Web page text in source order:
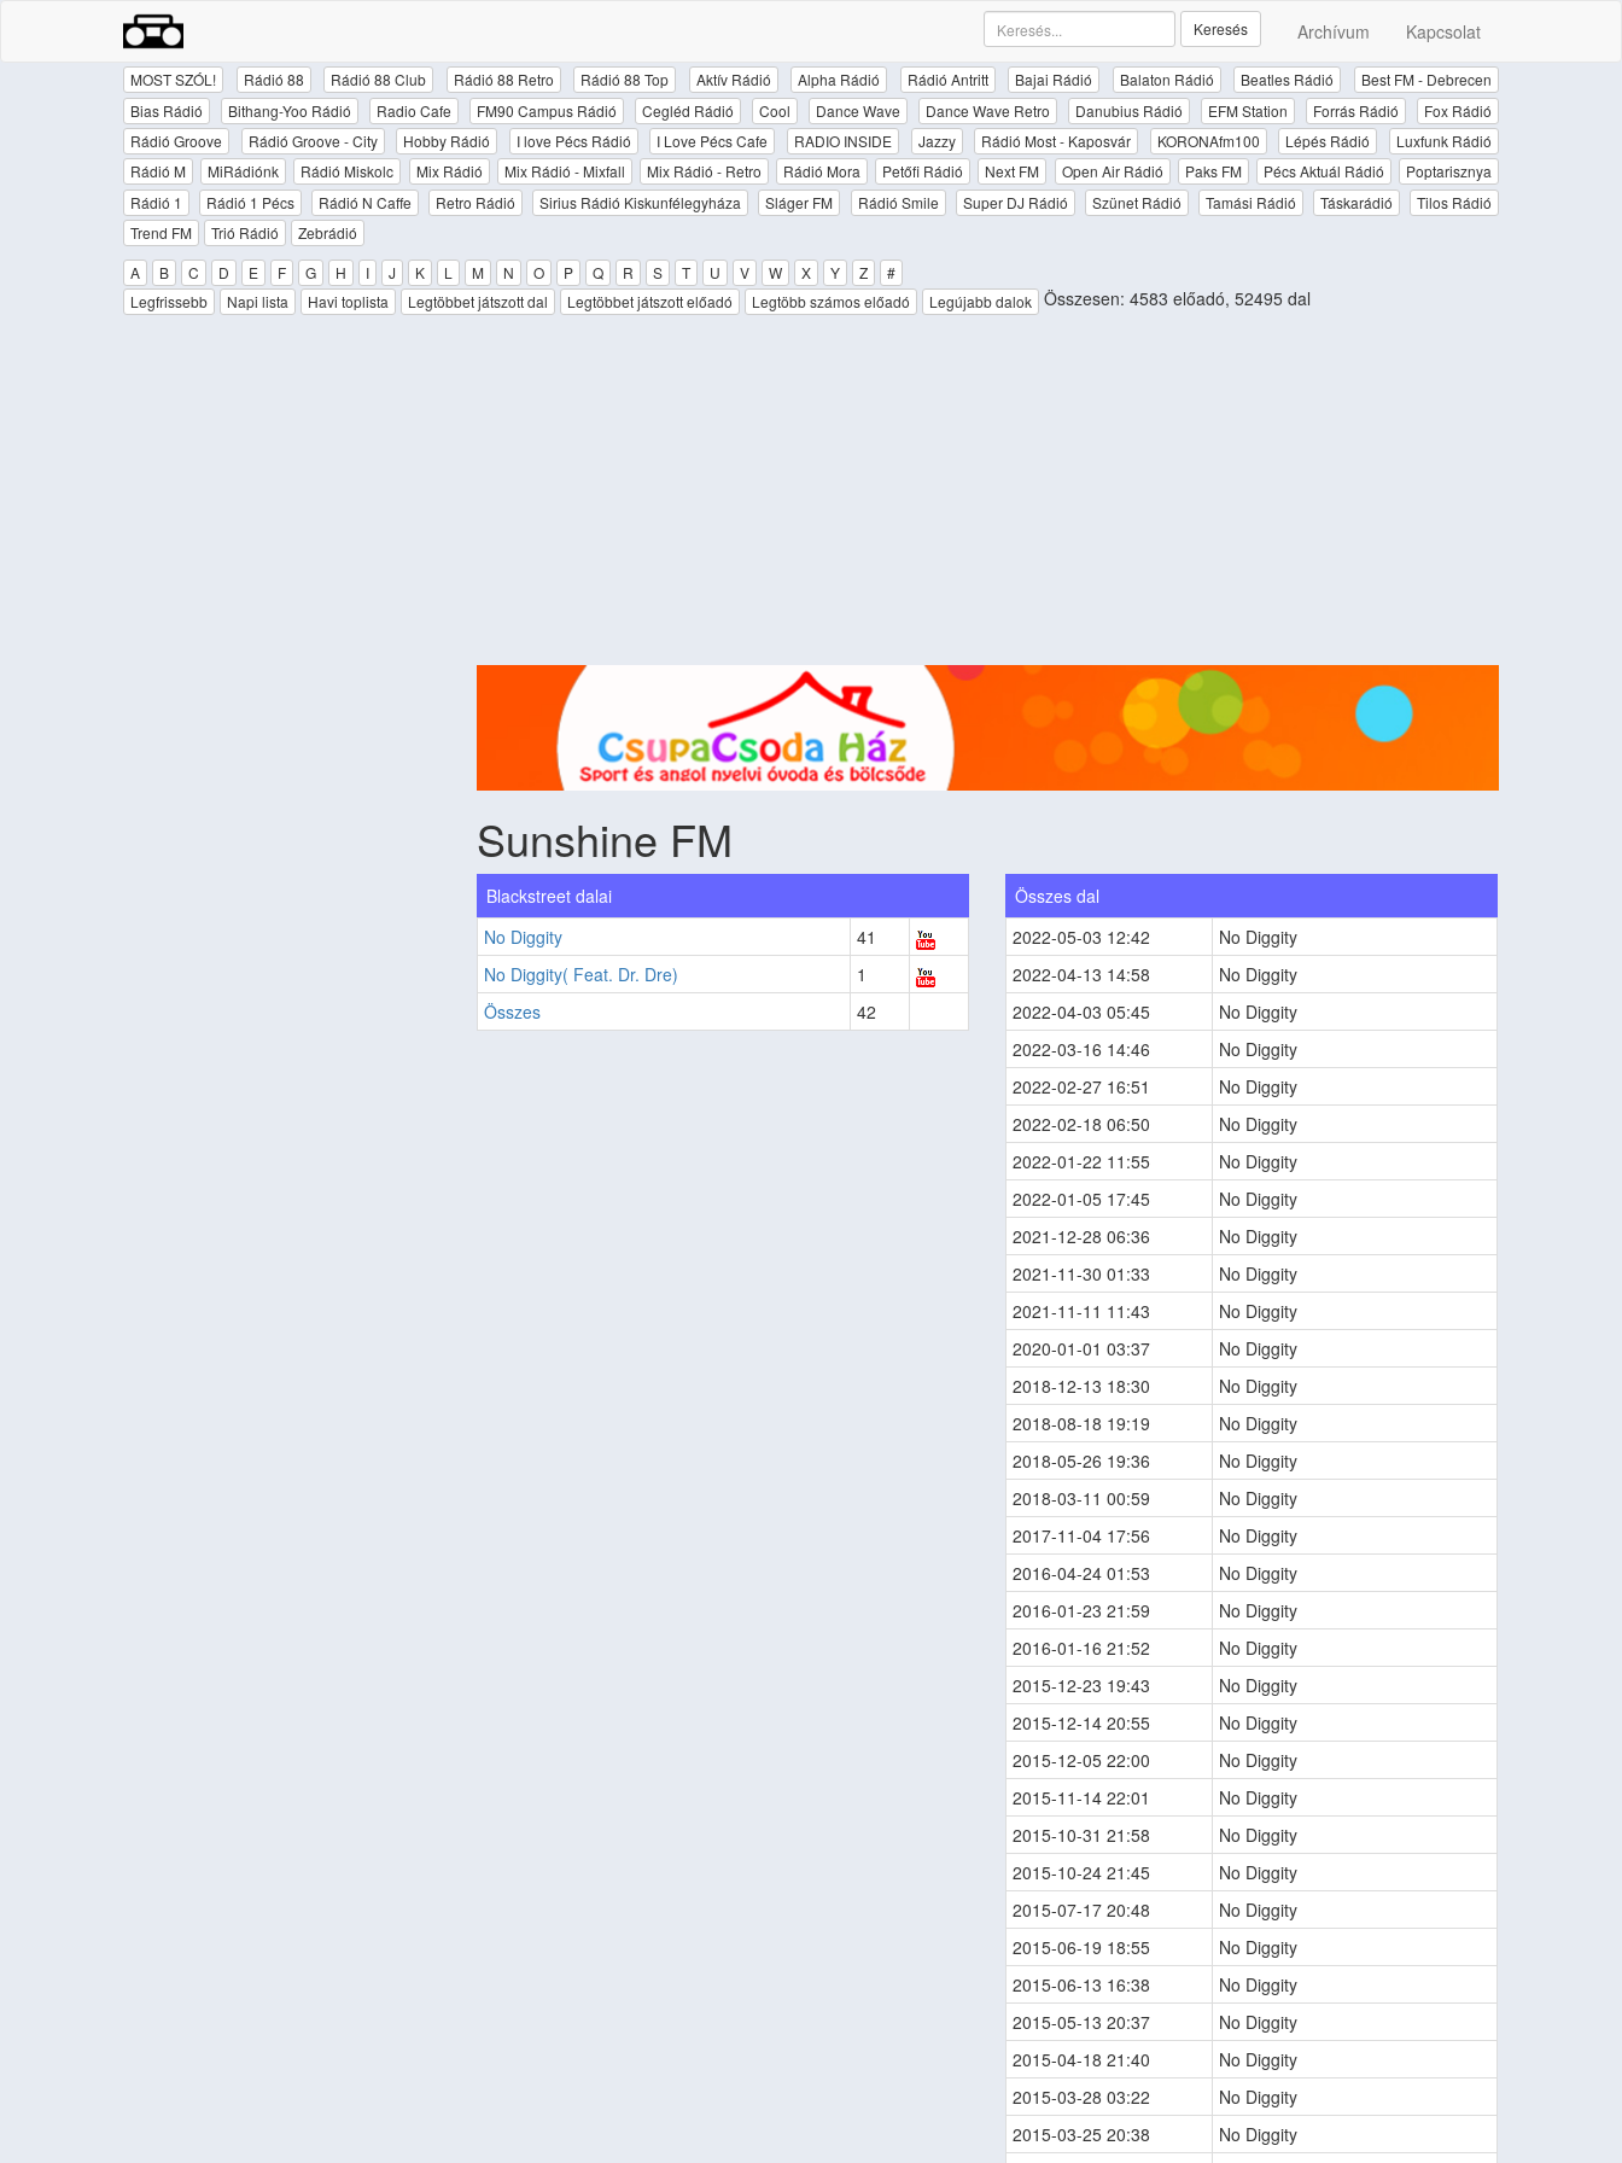
Archívum Kapcsolat
Keresés
MOST SZÓL! Rádió 88 Rádió 88 Club Rádió 88 Retro Rádió 88 Top Aktív Rádió Alpha Rádió Rádió Antritt Bajai Rádió Balaton Rádió Beatles Rádió
Best FM - Debrecen
Bias Rádió
Bithang-Yoo Rádió Radio Cafe FM90 Campus Rádió Cegléd Rádió Cool Dance Wave Dance Wave Retro Danubius Rádió EFM Station Forrás Rádió
Fox Rádió
Rádió Groove
Rádió Groove - City Hobby Rádió I love Pécs Rádió I Love Pécs Cafe RADIO INSIDE Jazzy Rádió Most - Kaposvár KORONAfm100 Lépés Rádió
Luxfunk Rádió
Rádió M
MiRádiónk Rádió Miskolc Mix Rádió Mix Rádió - Mixfall Mix Rádió - Retro Rádió Mora Petőfi Rádió Next FM Open Air Rádió Paks FM Pécs Aktuál Rádió
Poptarisznya
Rádió 1
Rádió 1 Pécs Rádió N Caffe Retro Rádió Sirius Rádió Kiskunfélegyháza Sláger FM Rádió Smile Super DJ Rádió Szünet Rádió Tamási Rádió Táskarádió
Tilos Rádió
Trend FM
Trió Rádió
Zebrádió
A
B C D E F G H I J K L M N O P Q R S T U V W X Y Z
#
Legfrissebb
Napi lista Havi toplista Legtöbbet játszott dal Legtöbbet játszott előadó Legtöbb számos előadó Legújabb dalok Összesen: 4583 előadó, 52495 dal
Sunshine FM
Blackstreet dalai
No Diggity
41
No Diggity( Feat. Dr. Dre)
1
Összes
42
Összes dal
2022-05-03 12:42
No Diggity
2022-04-13 14:58
No Diggity
2022-04-03 05:45
No Diggity
2022-03-16 14:46
No Diggity
2022-02-27 16:51
No Diggity
2022-02-18 06:50
No Diggity
2022-01-22 11:55
No Diggity
2022-01-05 17:45
No Diggity
2021-12-28 06:36
No Diggity
2021-11-30 01:33
No Diggity
2021-11-11 11:43
No Diggity
2020-01-01 03:37
No Diggity
2018-12-13 18:30
No Diggity
2018-08-18 19:19
No Diggity
2018-05-26 19:36
No Diggity
2018-03-11 00:59
No Diggity
2017-11-04 17:56
No Diggity
2016-04-24 01:53
No Diggity
2016-01-23 21:59
No Diggity
2016-01-16 21:52
No Diggity
2015-12-23 19:43
No Diggity
2015-12-14 20:55
No Diggity
2015-12-05 22:00
No Diggity
2015-11-14 22:01
No Diggity
2015-10-31 21:58
No Diggity
2015-10-24 21:45
No Diggity
2015-07-17 20:48
No Diggity
2015-06-19 18:55
No Diggity
2015-06-13 16:38
No Diggity
2015-05-13 20:37
No Diggity
2015-04-18 21:40
No Diggity
2015-03-28 03:22
No Diggity
2015-03-25 20:38
No Diggity